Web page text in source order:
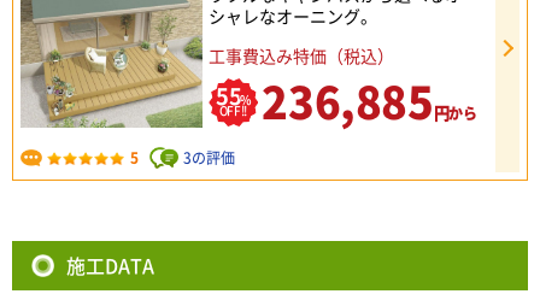
シャレなオーニング。
工事費込み特価（税込）
55%
OFF!! 236,885円から
5 3の評価
施工DATA